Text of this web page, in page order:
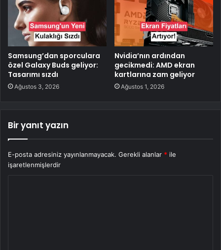
Samsung’dan sporculara
özel Galaxy Buds geliyor:
Tasarımı sızdı
Ağustos 3, 2026
Nvidia’nın ardından
gecikmedi: AMD ekran
kartlarına zam geliyor
Ağustos 1, 2026
Bir yanıt yazın
E-posta adresiniz yayınlanmayacak. Gerekli alanlar * ile
işaretlenmişlerdir